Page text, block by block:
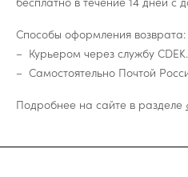
Способы оформления возврата:
Курьером через службу CDEK.
Самостоятельно Почтой
Подробнее на сайте в разделе